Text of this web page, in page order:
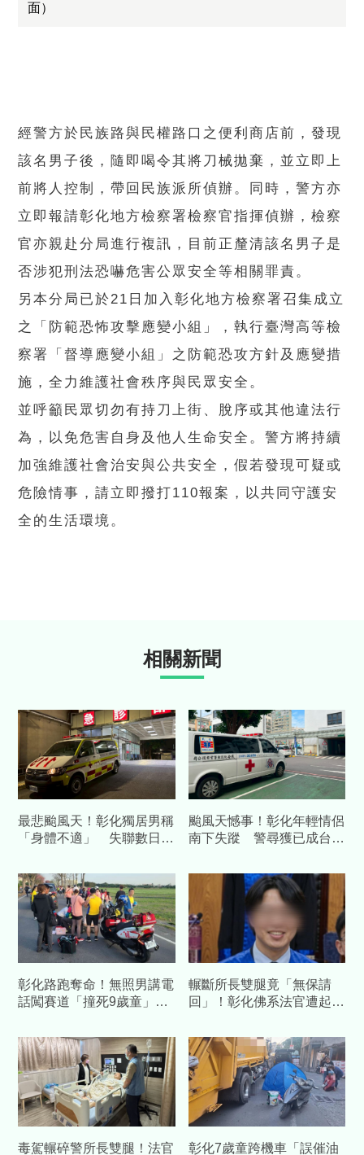
面）
經警方於民族路與民權路口之便利商店前，發現
該名男子後，隨即喝令其將刀械拋棄，並立即上
前將人控制，帶回民族派所偵辦。同時，警方亦
立即報請彰化地方檢察署檢察官指揮偵辦，檢察
官亦親赴分局進行複訊，目前正釐清該名男子是
否涉犯刑法恐嚇危害公眾安全等相關罪責。
另本分局已於21日加入彰化地方檢察署召集成立
之「防範恐怖攻擊應變小組」，執行臺灣高等檢
察署「督導應變小組」之防範恐攻方針及應變措
施，全力維護社會秩序與民眾安全。
並呼籲民眾切勿有持刀上街、脫序或其他違法行
為，以免危害自身及他人生命安全。警方將持續
加強維護社會治安與公共安全，假若發現可疑或
危險情事，請立即撥打110報案，以共同守護安
全的生活環境。
相關新聞
最悲颱風天！彰化獨居男稱
「身體不適」 失聯數日警
颱風天憾事！彰化年輕情侶
南下失蹤 警尋獲已成台南
彰化路跑奪命！無照男講電
話闖賽道「撞死9歲童」判
被抓去關
輾斷所長雙腿竟「無保請
回」！彰化佛系法官遭起
識
毒駕輾碎警所長雙腿！法官 彰化7歲童跨機車「誤催油